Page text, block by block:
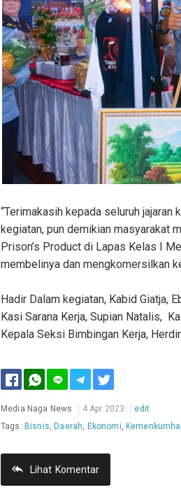
“Terimakasih kepada seluruh
kegiatan, pun demikian masyarakat
Prison’s Product di Lapas Kelas I
membelinya dan mengkomersilkan
Hadir Dalam kegiatan, Kabid Giatja,
Kasi Sarana Kerja, Supian Natalis,
Kepala Seksi Bimbingan Kerja,
Media Naga News
4 Apr 2023
edit
Tags: Bisnis, Daerah, Ekonomi,
Lihat Komentar